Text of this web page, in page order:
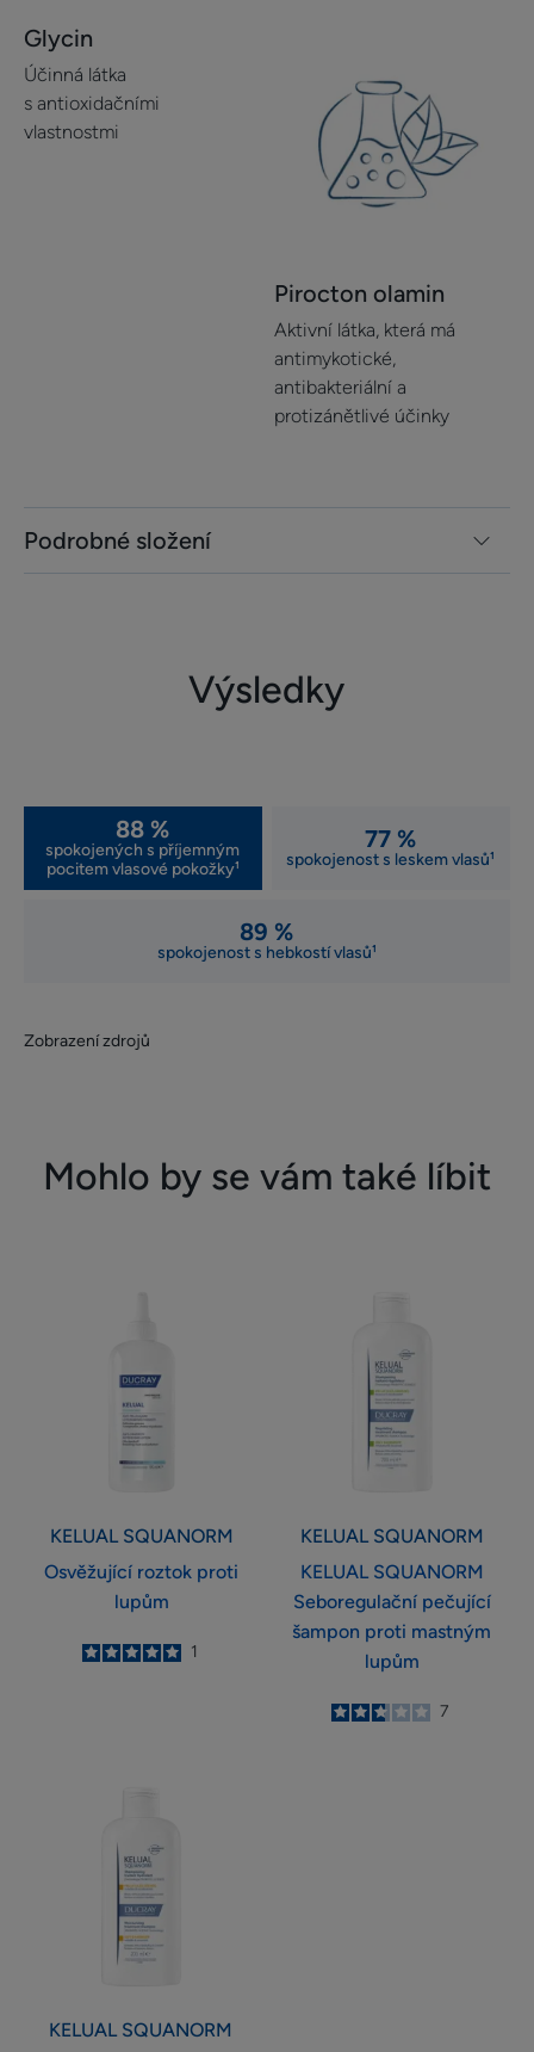
Podrobné složení
Glycin
Účinná látka
s antioxidačními
vlastnostmi
Pirocton olamin
Aktivní látka, která má
antimykotické,
antibakteriální a
protizánětlivé účinky
Výsledky
88 %
spokojených s příjemným
pocitem vlasové pokožky¹
77 %
spokojenost s leskem vlasů¹
89 %
spokojenost s hebkostí vlasů¹
Zobrazení zdrojů
Mohlo by se vám také líbit
lupům
KELUALSQUANORM
Osvěžující roztok proti
lupům
5/51
Seboregulační
pečující
šampon
proti
mastným
KELUALSQUANORM
KELUAL SQUANORM
Seboregulační pečující
šampon proti mastným
lupům
2.7
/
5
7
Hydratační
pečující
šampon
proti
suchým
KELUAL SQUANORM